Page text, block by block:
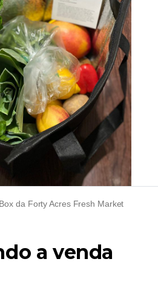
da Forty Acres Fresh Market
a venda